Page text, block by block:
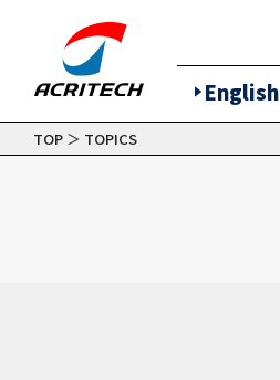
English
TOP ＞ TOPICS